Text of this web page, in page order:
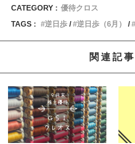
CATEGORY : 優待クロス
TAGS :
逆日歩 逆日歩（6月）
関連記事